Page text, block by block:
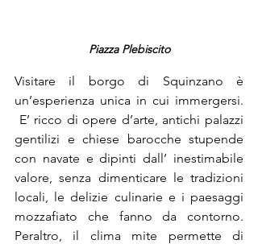
Piazza Plebiscito
Visitare il borgo di Squinzano è
un’esperienza unica in cui immergersi.
E’ ricco di opere d’arte, antichi palazzi
gentilizi e chiese barocche stupende
con navate e dipinti dall’ inestimabile
valore, senza dimenticare le tradizioni
locali, le delizie culinarie e i paesaggi
mozzafiato che fanno da contorno.
Peraltro, il clima mite permette di